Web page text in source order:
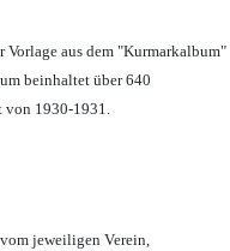
Vorlage aus dem "Kurmarkalbum"
beinhaltet über 640
1930-1931.
jeweiligen Verein,